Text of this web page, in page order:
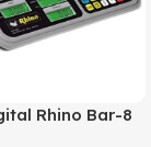
Rhino Bar-8